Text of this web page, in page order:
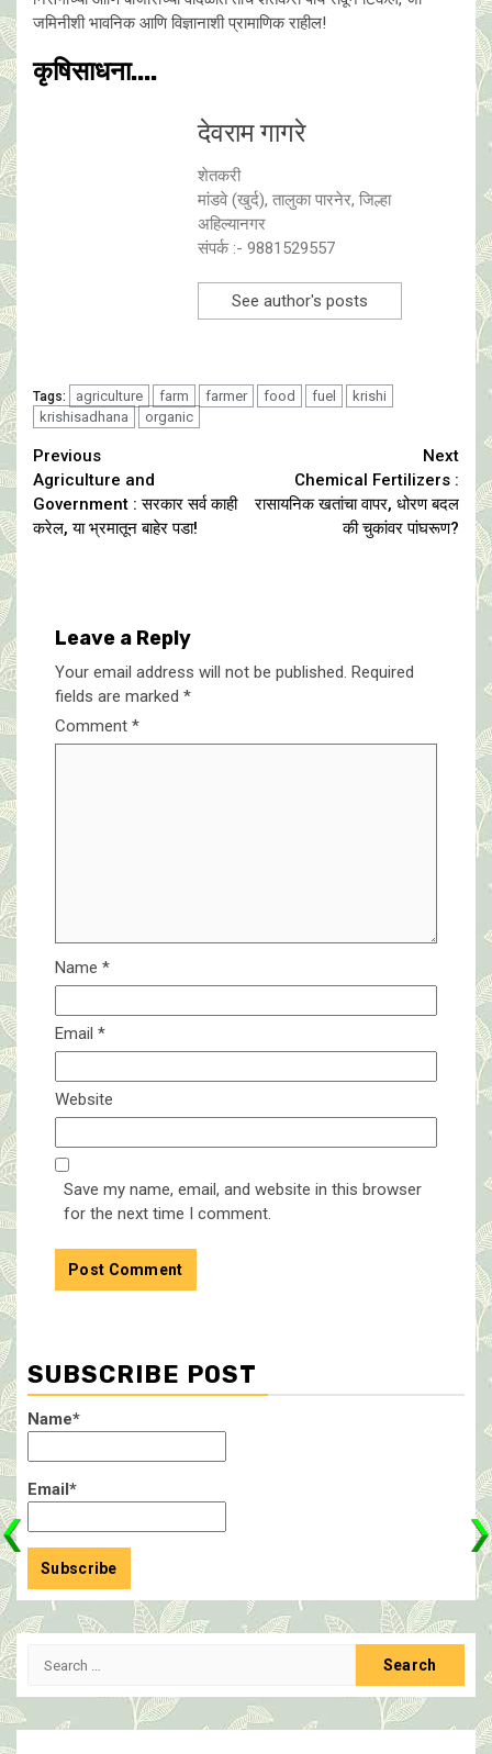
जमिनीशी भावनिक आणि विज्ञानाशी प्रामाणिक राहील!
कृषिसाधना....
देवराम गागरे
शेतकरी
मांडवे (खुर्द), तालुका पारनेर, जिल्हा
अहिल्यानगर
संपर्क :- 9881529557
See author's posts
Tags: agriculture farm farmer food fuel
krishi
krishisadhana
organic
Continue
Reading
Previous
Agriculture and
Government : सरकार सर्व काही
करेल, या भ्रमातून बाहेर पडा!
Next
Chemical Fertilizers :
रासायनिक खतांचा वापर, धोरण बदल
की चुकांवर पांघरूण?
Leave a Reply
Your email address will not be published. Required
fields are marked *
Comment *
Name *
Email *
Website
Save my name, email, and website in this browser
for the next time I comment.
SUBSCRIBE POST
Name*
Email*
Search